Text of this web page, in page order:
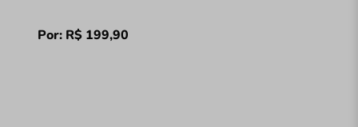
Por: R$ 199,90